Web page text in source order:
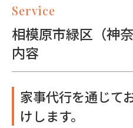
Service
相模原市緑区（神
内容
家事代行を通じて
けします。